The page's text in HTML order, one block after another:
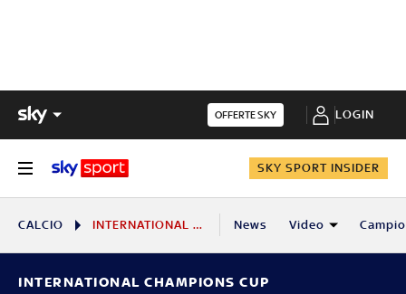
OFFERTE SKY LOGIN
SKY SPORT INSIDER
CALCIO INTERNATIONAL CHAMPIONS CUP News Video
INTERNATIONAL CHAMPIONS CUP